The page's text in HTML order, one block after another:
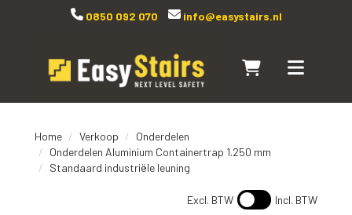
0850 092 070 info@easystairs.nl
Naar winkelwagen
Toggle
Home Verkoop
Onderdelen
Onderdelen Aluminium Containertrap 1.250 mm
Standaard industriële leuning
Excl. BTW Incl. BTW